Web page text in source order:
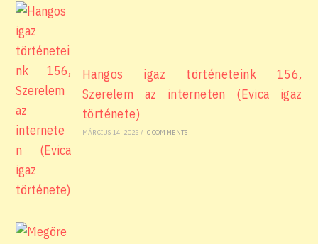
Hangos igaz történeteink 156,
Szerelem az interneten (Evica igaz
története)
MÁRCIUS 14, 2025 / 0 COMMENTS